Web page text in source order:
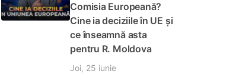
Comisia Europeană?
Cine ia deciziile în UE și
ce înseamnă asta
pentru R. Moldova
Joi, 25 iunie